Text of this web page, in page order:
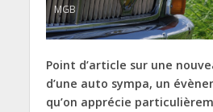
MGB
Point d’article sur une
d’une auto sympa, un
qu’on apprécie